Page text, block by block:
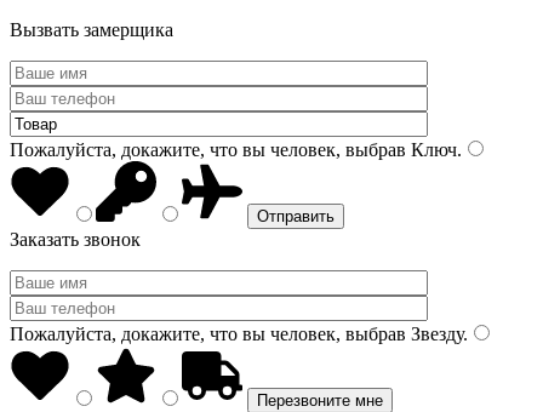
Вызвать замерщика
Пожалуйста, докажите, что вы человек, выбрав Ключ.
Заказать звонок
Пожалуйста, докажите, что вы человек, выбрав Звезду.